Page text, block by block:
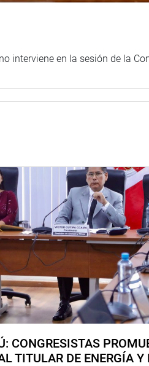
interviene en la sesión de la
CONGRESISTAS
TITULAR DE ENERGÍA